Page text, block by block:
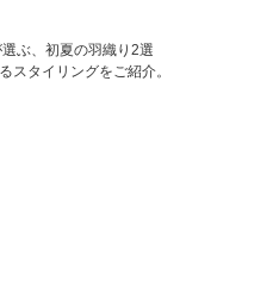
ぶ、初夏の羽織り2選
スタイリングをご紹介。